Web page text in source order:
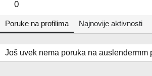
0
Poruke na profilima Najnovije aktivnosti
Još uvek nema poruka na auslendermm